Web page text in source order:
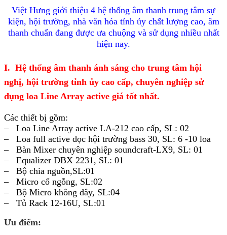
Việt Hưng giới thiệu 4 hệ thống âm thanh trung tâm sự
kiện, hội trường, nhà văn hóa tỉnh ủy chất lượng cao, âm
thanh chuẩn đang được ưa chuộng và sử dụng nhiều nhất
hiện nay.
I. Hệ thống âm thanh ánh sáng cho trung tâm hội
nghị, hội trường tỉnh ủy cao cấp, chuyên nghiệp sử
dụng loa Line Array active giá tốt nhất.
Các thiết bị gồm:
– Loa Line Array active LA-212 cao cấp, SL: 02
– Loa full active dọc hội trường bass 30, SL: 6 -10 loa
– Bàn Mixer chuyên nghiệp soundcraft-LX9, SL: 01
– Equalizer DBX 2231, SL: 01
– Bộ chia nguồn,SL:01
– Micro cổ ngỗng, SL:02
– Bộ Micro không dây, SL:04
– Tủ Rack 12-16U, SL:01
Ưu điểm: